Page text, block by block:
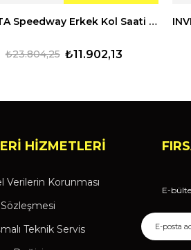
INVICTA Speedway Erkek Kol Saati 248319
₺11.902,13
₺23.804,25
HİZMETLERİ
Verilerin Korunması
Sözleşmesi
Teknik Servis
E-